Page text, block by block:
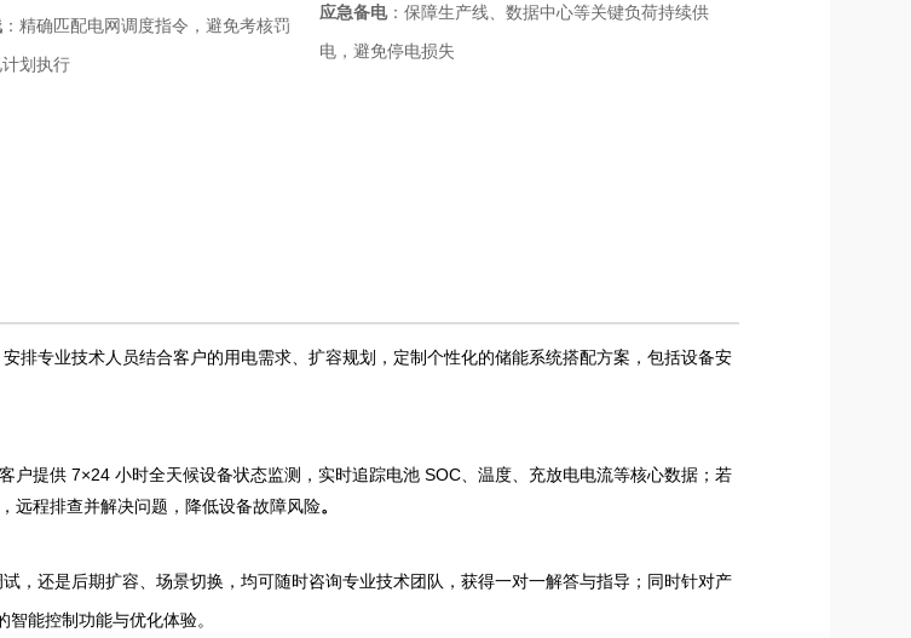
：精确匹配电网调度指令，避免考核罚
划执行
应急备电：保障生产线、数据中心等关键负荷持续供
电，避免停电损失
排专业技术人员结合客户的用电需求、扩容规划，定制个性化的储能系统搭配方案，包括设备安
户提供 7×24 小时全天候设备状态监测，实时追踪电池 SOC、温度、充放电电流等核心数据；若
远程排查并解决问题，降低设备故障风险。
，还是后期扩容、场景切换，均可随时咨询专业技术团队，获得一对一解答与指导；同时针对产
能控制功能与优化体验。